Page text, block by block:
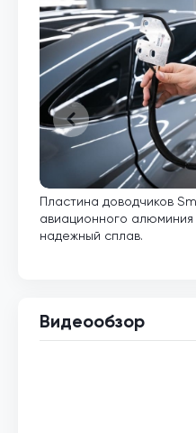
Пластина доводчиков
авиационного
надежный сплав.
Видеообзор